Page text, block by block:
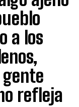
a los
refleja